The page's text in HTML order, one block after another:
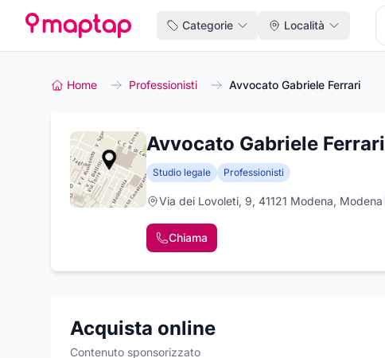
Categorie Località
Home Professionisti Avvocato Gabriele Ferrari
Avvocato Gabriele Ferrari
Studio legale Professionisti
Via dei Lovoleti, 9, 41121 Modena, Modena
Chiama
Acquista online
Contenuto sponsorizzato